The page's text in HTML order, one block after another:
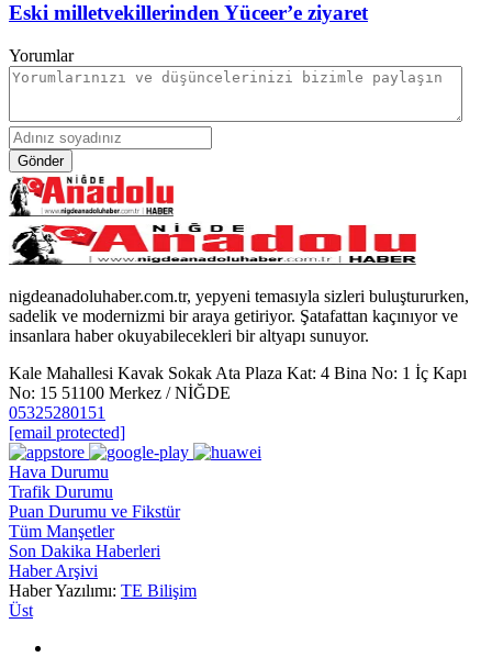
Eski milletvekillerinden Yüceer’e ziyaret
Yorumlar
Gönder
nigdeanadoluhaber.com.tr, yepyeni temasıyla sizleri buluştururken,
sadelik ve modernizmi bir araya getiriyor. Şatafattan kaçınıyor ve
insanlara haber okuyabilecekleri bir altyapı sunuyor.
Kale Mahallesi Kavak Sokak Ata Plaza Kat: 4 Bina No: 1 İç Kapı
No: 15 51100 Merkez / NİĞDE
05325280151
[email protected]
Hava Durumu
Trafik Durumu
Puan Durumu ve Fikstür
Tüm Manşetler
Son Dakika Haberleri
Haber Arşivi
Haber Yazılımı: TE Bilişim
Üst